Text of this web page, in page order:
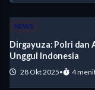
NEWS
Dirgayuza: Polri dan
Unggul Indonesia
28 Okt 2025• 4